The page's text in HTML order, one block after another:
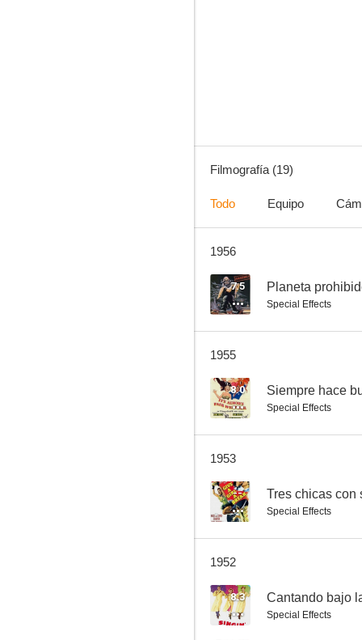
Tres chicas con suerte
Filmografía (19)
Todo Equipo
1956
7.5 Planeta
Special Effects
1955
8.0 Siempre hace
Special Effects
1953
-- Tres chicas con
Special Effects
1952
8.3 Cantando bajo
Special Effects